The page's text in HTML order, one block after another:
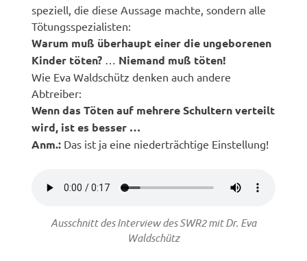
speziell, die diese Aussage machte, sondern alle
Tötungsspezialisten:
Warum muß überhaupt einer die ungeborenen
Kinder töten? … Niemand muß töten!
Wie Eva Waldschütz denken auch andere
Abtreiber:
Wenn das Töten auf mehrere Schultern verteilt
wird, ist es besser …
Anm.: Das ist ja eine niederträchtige Einstellung!
Ausschnitt des Interview des SWR2 mit Dr. Eva
Waldschütz